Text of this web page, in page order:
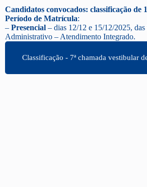
Candidatos convocados: classificação de
Período de Matrícula:
– Presencial – dias 12/12 e 15/12/2025,
Administrativo – Atendimento Integrado.
Classificação - 7ª chamada vestibular